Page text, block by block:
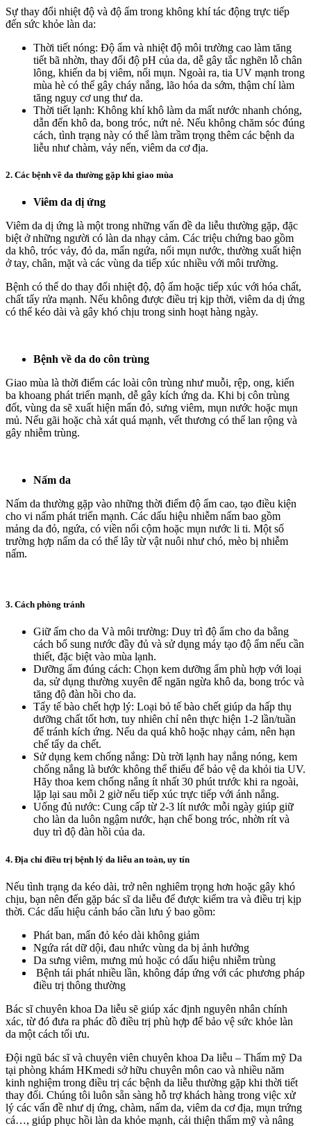
Sự thay đổi nhiệt độ và độ ẩm trong không khí tác động trực tiếp
đến sức khỏe làn da:
Thời tiết nóng: Độ ẩm và nhiệt độ môi trường cao làm tăng
tiết bã nhờn, thay đổi độ pH của da, dễ gây tắc nghẽn lỗ chân
lông, khiến da bị viêm, nổi mụn. Ngoài ra, tia UV mạnh trong
mùa hè có thể gây cháy nắng, lão hóa da sớm, thậm chí làm
tăng nguy cơ ung thư da.
Thời tiết lạnh: Không khí khô làm da mất nước nhanh chóng,
dẫn đến khô da, bong tróc, nứt nẻ. Nếu không chăm sóc đúng
cách, tình trạng này có thể làm trầm trọng thêm các bệnh da
liễu như chàm, vảy nến, viêm da cơ địa.
2. Các bệnh về da thường gặp khi giao mùa
Viêm da dị ứng
Viêm da dị ứng là một trong những vấn đề da liễu thường gặp, đặc
biệt ở những người có làn da nhạy cảm. Các triệu chứng bao gồm
da khô, tróc vảy, đỏ da, mẩn ngứa, nổi mụn nước, thường xuất hiện
ở tay, chân, mặt và các vùng da tiếp xúc nhiều với môi trường.
Bệnh có thể do thay đổi nhiệt độ, độ ẩm hoặc tiếp xúc với hóa chất,
chất tẩy rửa mạnh. Nếu không được điều trị kịp thời, viêm da dị ứng
có thể kéo dài và gây khó chịu trong sinh hoạt hàng ngày.
Bệnh về da do côn trùng
Giao mùa là thời điểm các loài côn trùng như muỗi, rệp, ong, kiến
ba khoang phát triển mạnh, dễ gây kích ứng da. Khi bị côn trùng
đốt, vùng da sẽ xuất hiện mẩn đỏ, sưng viêm, mụn nước hoặc mụn
mủ. Nếu gãi hoặc chà xát quá mạnh, vết thương có thể lan rộng và
gây nhiễm trùng.
Nấm da
Nấm da thường gặp vào những thời điểm độ ẩm cao, tạo điều kiện
cho vi nấm phát triển mạnh. Các dấu hiệu nhiễm nấm bao gồm
mảng da đỏ, ngứa, có viền nổi cộm hoặc mụn nước li ti. Một số
trường hợp nấm da có thể lây từ vật nuôi như chó, mèo bị nhiễm
nấm.
3. Cách phòng tránh
Giữ ấm cho da Và môi trường: Duy trì độ ẩm cho da bằng
cách bổ sung nước đầy đủ và sử dụng máy tạo độ ẩm nếu cần
thiết, đặc biệt vào mùa lạnh.
Dưỡng ẩm đúng cách: Chọn kem dưỡng ẩm phù hợp với loại
da, sử dụng thường xuyên để ngăn ngừa khô da, bong tróc và
tăng độ đàn hồi cho da.
Tẩy tế bào chết hợp lý: Loại bỏ tế bào chết giúp da hấp thụ
dưỡng chất tốt hơn, tuy nhiên chỉ nên thực hiện 1-2 lần/tuần
để tránh kích ứng. Nếu da quá khô hoặc nhạy cảm, nên hạn
chế tẩy da chết.
Sử dụng kem chống nắng: Dù trời lạnh hay nắng nóng, kem
chống nắng là bước không thể thiếu để bảo vệ da khỏi tia UV.
Hãy thoa kem chống nắng ít nhất 30 phút trước khi ra ngoài,
lặp lại sau mỗi 2 giờ nếu tiếp xúc trực tiếp với ánh nắng.
Uống đủ nước: Cung cấp từ 2-3 lít nước mỗi ngày giúp giữ
cho làn da luôn ngậm nước, hạn chế bong tróc, nhờn rít và
duy trì độ đàn hồi của da.
4. Địa chỉ điều trị bệnh lý da liễu an toàn, uy tín
Nếu tình trạng da kéo dài, trở nên nghiêm trọng hơn hoặc gây khó
chịu, bạn nên đến gặp bác sĩ da liễu để được kiểm tra và điều trị kịp
thời. Các dấu hiệu cảnh báo cần lưu ý bao gồm:
Phát ban, mẩn đỏ kéo dài không giảm
Ngứa rát dữ dội, đau nhức vùng da bị ảnh hưởng
Da sưng viêm, mưng mủ hoặc có dấu hiệu nhiễm trùng
Bệnh tái phát nhiều lần, không đáp ứng với các phương pháp
điều trị thông thường
Bác sĩ chuyên khoa Da liễu sẽ giúp xác định nguyên nhân chính
xác, từ đó đưa ra phác đồ điều trị phù hợp để bảo vệ sức khỏe làn
da một cách tối ưu.
Đội ngũ bác sĩ và chuyên viên chuyên khoa Da liễu – Thẩm mỹ Da
tại phòng khám HKmedi sở hữu chuyên môn cao và nhiều năm
kinh nghiệm trong điều trị các bệnh da liễu thường gặp khi thời tiết
thay đổi. Chúng tôi luôn sẵn sàng hỗ trợ khách hàng trong việc xử
lý các vấn đề như dị ứng, chàm, nấm da, viêm da cơ địa, mụn trứng
cá…, giúp phục hồi làn da khỏe mạnh, cải thiện thẩm mỹ và nâng